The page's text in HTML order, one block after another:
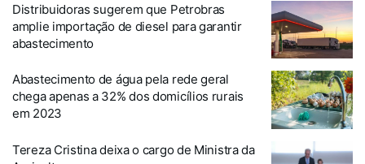
Distribuidoras sugerem que Petrobras
amplie importação de diesel para garantir
abastecimento
Abastecimento de água pela rede geral
chega apenas a 32% dos domicílios rurais
em 2023
Tereza Cristina deixa o cargo de Ministra da